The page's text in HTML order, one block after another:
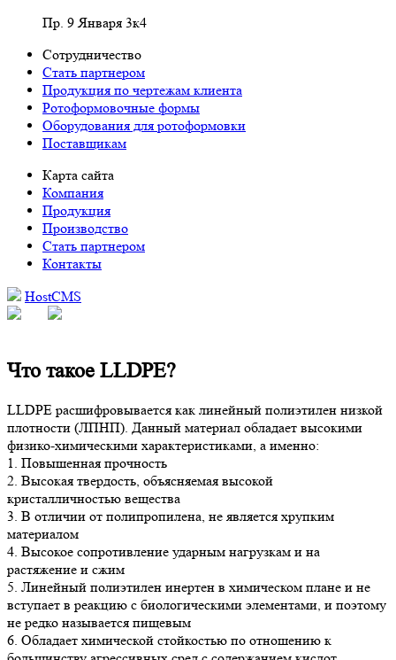
Пр. 9 Января 3к4
Сотрудничество
Стать партнером
Продукция по чертежам клиента
Ротоформовочные формы
Оборудования для ротоформовки
Поставщикам
Карта сайта
Компания
Продукция
Производство
Стать партнером
Контакты
HostCMS
Что такое LLDPE?
LLDPE расшифровывается как линейный полиэтилен низкой
плотности (ЛПНП). Данный материал обладает высокими
физико-химическими характеристиками, а именно:
1. Повышенная прочность
2. Высокая твердость, объясняемая высокой
кристалличностью вещества
3. В отличии от полипропилена, не является хрупким
материалом
4. Высокое сопротивление ударным нагрузкам и на
растяжение и сжим
5. Линейный полиэтилен инертен в химическом плане и не
вступает в реакцию с биологическими элементами, и поэтому
не редко называется пищевым
6. Обладает химической стойкостью по отношению к